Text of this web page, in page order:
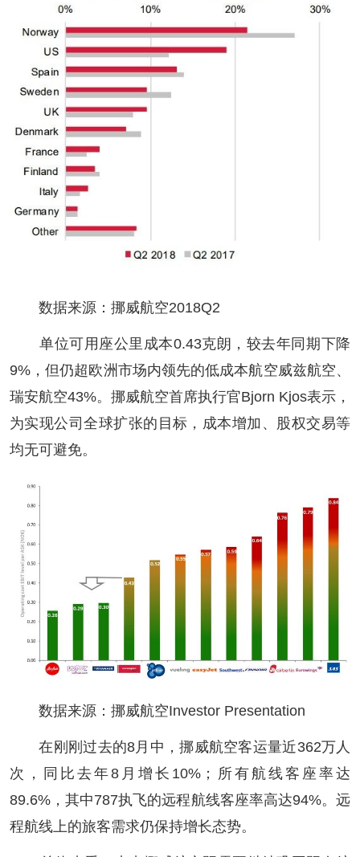
数据来源：挪威航空2018Q2
单位可用座公里成本0.43克朗，较去年同期下降
9%，但仍超欧洲市场内领先的低成本航空威兹航空、
瑞安航空43%。挪威航空首席执行官Bjorn Kjos表示，
为实现公司全球扩张的目标，成本增加、股权交易等
均无可避免。
数据来源：挪威航空Investor Presentation
在刚刚过去的8月中，挪威航空客运量近362万人
次，同比去年8月增长10%；所有航线客座率达
89.6%，其中787执飞的远程航线客座率高达94%。远
程航线上的旅客需求仍保持增长态势。